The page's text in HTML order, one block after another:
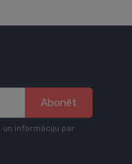
Abonēt
un informāciju par